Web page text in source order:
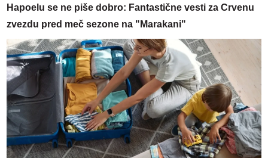
Hapoelu se ne piše dobro: Fantastične vesti za Crvenu
zvezdu pred meč sezone na "Marakani"